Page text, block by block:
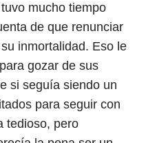
mucho tiempo
de que renunciar
inmortalidad. Eso le
gozar de sus
si seguía siendo un
para seguir con
tedioso, pero